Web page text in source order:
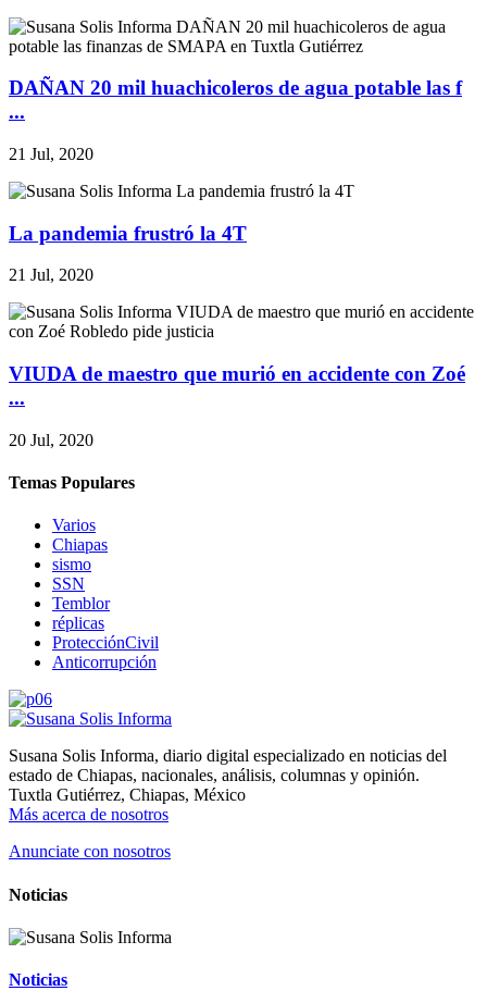
DAÑAN 20 mil huachicoleros de agua potable las f
...
21 Jul, 2020
La pandemia frustró la 4T
21 Jul, 2020
VIUDA de maestro que murió en accidente con Zoé
...
20 Jul, 2020
Temas Populares
Varios
Chiapas
sismo
SSN
Temblor
réplicas
ProtecciónCivil
Anticorrupción
Susana Solis Informa, diario digital especializado en noticias del
estado de Chiapas, nacionales, análisis, columnas y opinión.
Tuxtla Gutiérrez, Chiapas, México
Más acerca de nosotros
Anunciate con nosotros
Noticias
Noticias